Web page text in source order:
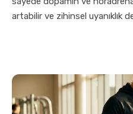
artabilir ve zihinsel uyanıklık